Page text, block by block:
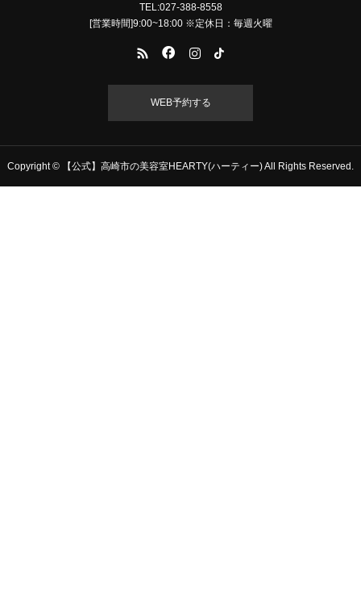
TEL:027-388-8558
[営業時間]9:00~18:00 ※定休日：毎週火曜
WEB予約する
Copyright © 【公式】高崎市の美容室HEARTY(ハーティー) All Rights Reserved.